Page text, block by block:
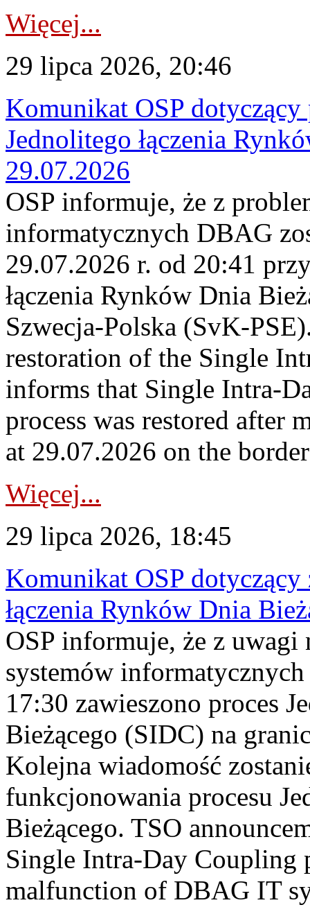
Więcej...
29 lipca 2026, 20:46
Komunikat OSP
Jednolitego łączenia
29.07.2026
OSP informuje, że z
informatycznych DBAG
29.07.2026 r. od 20:41
łączenia Rynków Dnia
Szwecja-Polska (SvK-
restoration of the Single
informs that Single Intra-
process was restored after
at 29.07.2026 on the
Więcej...
29 lipca 2026, 18:45
Komunikat OSP dotyczący
łączenia Rynków Dnia
OSP informuje, że z uwagi
systemów
17:30 zawieszono proces
Bieżącego (SIDC) na
Kolejna wiadomość
funkcjonowania procesu
Bieżącego. TSO
Single Intra-Day Coupling
malfunction of DBAG IT